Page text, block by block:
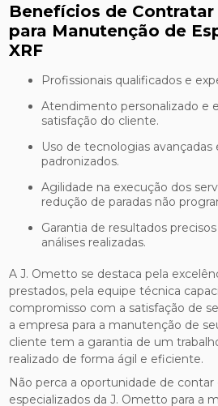
Benefícios de
para Manutenção de
XRF
Profissionais qualificados e
Atendimento personalizado e eficiente, visando a
satisfação do cliente.
Uso de tecnologias avançadas e procedimentos
padronizados.
Agilidade na execução dos serviços, com foco na
redução de paradas não
Garantia de resultados precisos e confiáveis nas
análises realizadas.
A J. Ometto se destaca pela
prestados, pela equipe técnica
compromisso com a satisfação de
a empresa para a manutenção de
cliente tem a garantia de um
realizado de forma ágil e eficiente.
Não perca a oportunidade de
especializados da J. Ometto para a